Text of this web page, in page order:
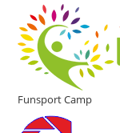
Funsport Camp